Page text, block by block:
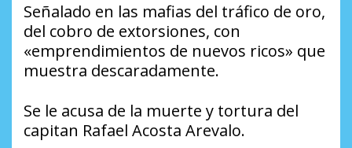
Señalado en las mafias del tráfico de oro,
del cobro de extorsiones, con
«emprendimientos de nuevos ricos» que
muestra descaradamente.
Se le acusa de la muerte y tortura del
capitan Rafael Acosta Arevalo.